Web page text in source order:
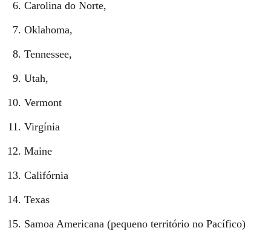
Carolina do Norte,
Oklahoma,
Tennessee,
Utah,
Vermont
Virgínia
Maine
Califórnia
Texas
Samoa Americana (pequeno território no Pacífico)